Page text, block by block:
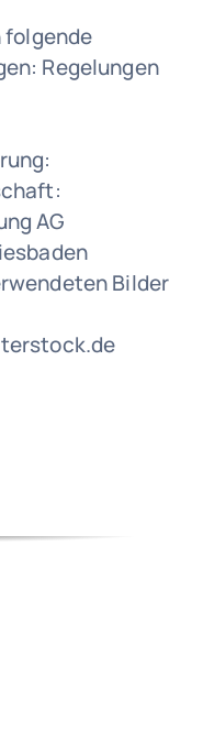
folgende
Regelungen
AG
Bilder